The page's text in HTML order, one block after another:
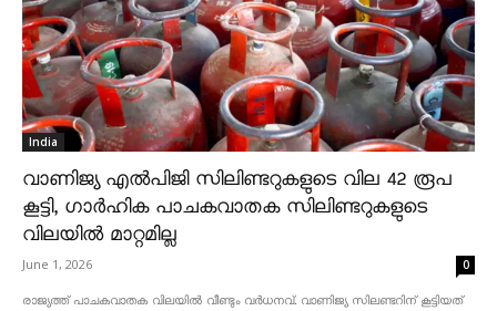
India
വാണിജ്യ എൽപിജി സിലിണ്ടറുകളുടെ വില 42 രൂപ
കൂട്ടി, ഗാർഹിക പാചകവാതക സിലിണ്ടറുകളുടെ
വിലയിൽ മാറ്റമില്ല
June 1, 2026 0
രാജ്യത്ത് പാചകവാതക വിലയിൽ വീണ്ടും വർധനവ്. വാണിജ്യ സിലണ്ടറിന് കൂട്ടിയത്